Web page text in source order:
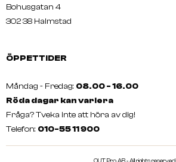
Bohusgatan 4
302 38 Halmstad
ÖPPETTIDER
Måndag - Fredag: 08.00 - 16.00
Röda dagar kan variera
Fråga? Tveka inte att höra av dig!
Telefon: 010-55 11 900